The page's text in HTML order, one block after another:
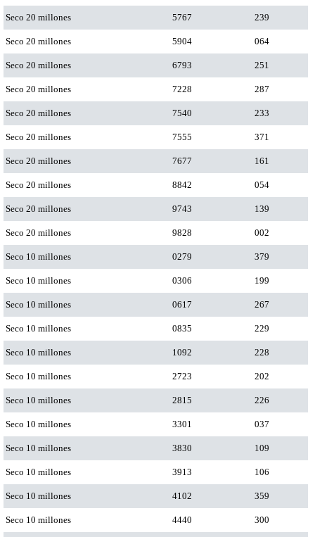
Seco 20 millones 5767 239
Seco 20 millones 5904 064
Seco 20 millones 6793 251
Seco 20 millones 7228 287
Seco 20 millones 7540 233
Seco 20 millones 7555 371
Seco 20 millones 7677 161
Seco 20 millones 8842 054
Seco 20 millones 9743 139
Seco 20 millones 9828 002
Seco 10 millones 0279 379
Seco 10 millones 0306 199
Seco 10 millones 0617 267
Seco 10 millones 0835 229
Seco 10 millones 1092 228
Seco 10 millones 2723 202
Seco 10 millones 2815 226
Seco 10 millones 3301 037
Seco 10 millones 3830 109
Seco 10 millones 3913 106
Seco 10 millones 4102 359
Seco 10 millones 4440 300